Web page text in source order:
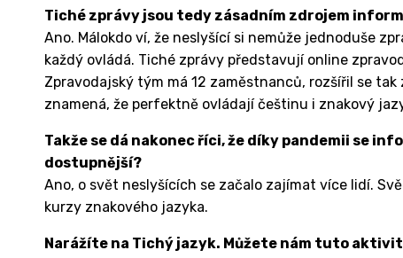
Tiché zprávy jsou tedy zásadním zdrojem
Ano. Málokdo ví, že neslyšící si nemůže jednoduše
každý ovládá. Tiché zprávy představují online
Zpravodajský tým má 12 zaměstnanců, rozšířil se
znamená, že perfektně ovládají češtinu i znakový
Takže se dá nakonec říci, že díky pandemii se
dostupnější?
Ano, o svět neslyšících se začalo zajímat více lidí.
kurzy znakového jazyka.
Narážíte na Tichý jazyk. Můžete nám tuto